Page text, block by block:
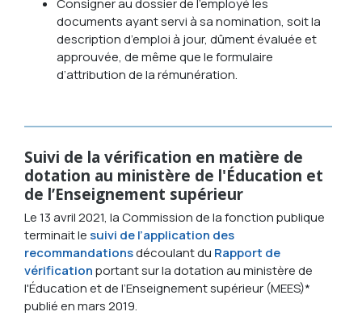
Consigner au dossier de l’employé les
documents ayant servi à sa nomination, soit la
description d’emploi à jour, dûment évaluée et
approuvée, de même que le formulaire
d’attribution de la rémunération.
Suivi de la vérification en matière de
dotation au ministère de l'Éducation et
de l’Enseignement supérieur
Le 13 avril 2021, la Commission de la fonction publique
terminait le suivi de l’application des
recommandationsdécoulant du Rapport de
vérificationportant sur la dotation au ministère de
l'Éducation et de l’Enseignement supérieur (MEES)*
publié en mars 2019.